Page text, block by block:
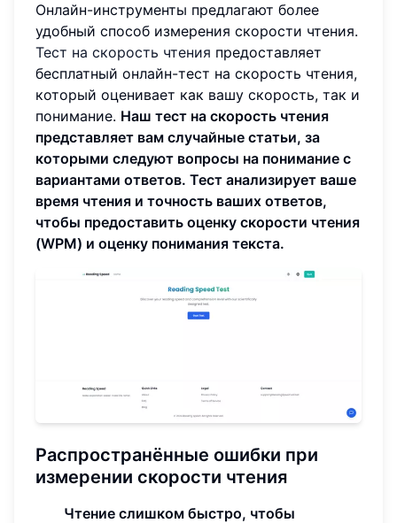
Онлайн-инструменты предлагают более
удобный способ измерения скорости чтения.
Тест на скорость чтения предоставляет
бесплатный онлайн-тест на скорость чтения,
который оценивает как вашу скорость, так и
понимание. Наш тест на скорость чтения
представляет вам случайные статьи, за
которыми следуют вопросы на понимание с
вариантами ответов. Тест анализирует ваше
время чтения и точность ваших ответов,
чтобы предоставить оценку скорости чтения
(WPM) и оценку понимания текста.
Распространённые ошибки при
измерении скорости чтения
Чтение слишком быстро, чтобы